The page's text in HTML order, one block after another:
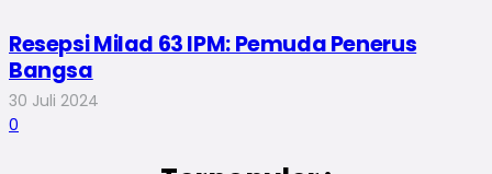
Resepsi Milad 63 IPM: Pemuda Penerus
Bangsa
30 Juli 2024
0